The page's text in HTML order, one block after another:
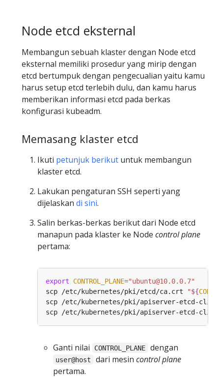
Node etcd eksternal
Membangun sebuah klaster dengan Node etcd
eksternal memiliki prosedur yang mirip dengan
etcd bertumpuk dengan pengecualian yaitu kamu
harus setup etcd terlebih dulu, dan kamu harus
memberikan informasi etcd pada berkas
konfigurasi kubeadm.
Memasang klaster etcd
Ikuti petunjuk berikut untuk membangun
klaster etcd.
Lakukan pengaturan SSH seperti yang
dijelaskan di sini.
Salin berkas-berkas berikut dari Node etcd
manapun pada klaster ke Node control plane
pertama:
export CONTROL_PLANE="ubuntu@10.0.0.7"
scp /etc/kubernetes/pki/etcd/ca.crt
"${
scp /etc/kubernetes/pki/apiserver-etcd-
scp /etc/kubernetes/pki/apiserver-etcd-
Ganti nilai CONTROL_PLANE dengan
user@host dari mesin control plane
pertama.